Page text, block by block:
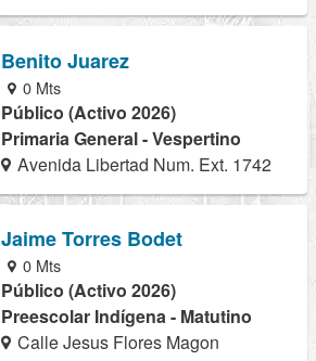
Benito Juarez
0 Mts
Público (Activo 2026)
Primaria General - Vespertino
Avenida Libertad Num. Ext. 1742
Jaime Torres Bodet
0 Mts
Público (Activo 2026)
Preescolar Indígena - Matutino
Calle Jesus Flores Magon